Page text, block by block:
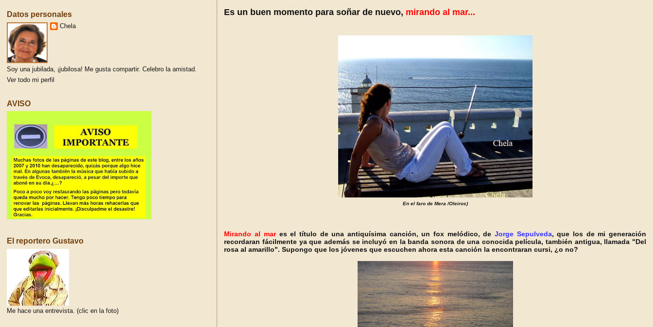
Es un buen momento para soñar de nuevo, mirando al mar...
En el faro de Mera /Oleiros)
Mirando al mar es el título de una antiquísima canción, un fox melódico, de Jorge Sepulveda, que los de mi generación
recordaran fácilmente ya que además se incluyó en la banda sonora de una conocida película, también antigua, llamada "Del
rosa al amarillo". Supongo que los jóvenes que escuchen ahora esta canción la encontraran cursi, ¿o no?
Datos personales
Chela
Soy una jubilada, ¡jubilosa! Me gusta compartir. Celebro la amistad.
Ver todo mi perfil
AVISO
El reportero Gustavo
Me hace una entrevista. (clic en la foto)